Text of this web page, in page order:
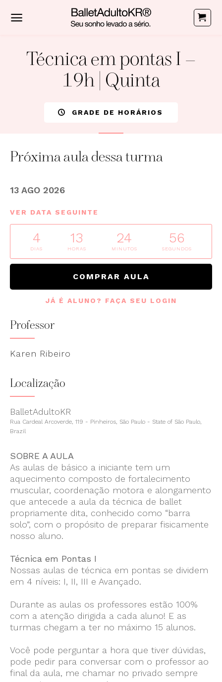
Técnica em pontas I –
19h | Quinta
GRADE DE HORÁRIOS
Próxima aula dessa turma
13 AGO 2026
VER DATA SEGUINTE
4
DIAS
13
HORAS
24
MINUTOS
56
SEGUNDOS
COMPRAR AULA
JÁ É ALUNO? FAÇA SEU LOGIN
Professor
Karen Ribeiro
Localização
BalletAdultoKR
Rua Cardeal Arcoverde, 119 - Pinheiros, São Paulo - State of São Paulo,
Brazil
SOBRE A AULA
As aulas de básico a iniciante tem um
aquecimento composto de fortalecimento
muscular, coordenação motora e alongamento
que antecede a aula da técnica de ballet
propriamente dita, conhecido como “barra
solo”, com o propósito de preparar fisicamente
nosso aluno.
Técnica em Pontas I
Nossas aulas de técnica em pontas se dividem
em 4 níveis: I, II, III e Avançado.
Durante as aulas os professores estão 100%
com a atenção dirigida a cada aluno! E as
turmas chegam a ter no máximo 15 alunos.
Você pode perguntar a hora que tiver dúvidas,
pode pedir para conversar com o professor ao
final da aula, me chamar no privado sempre